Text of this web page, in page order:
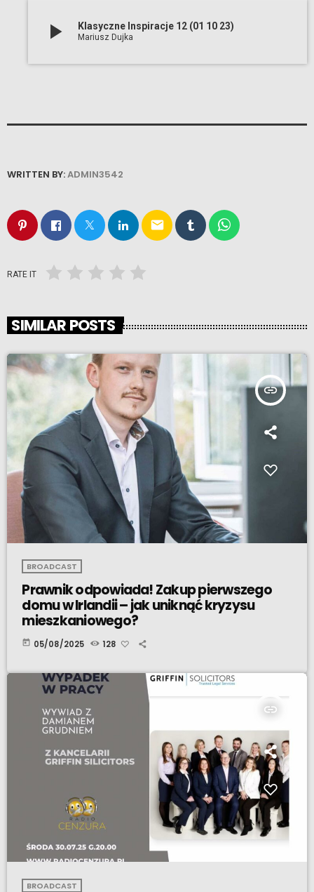
play_arrow Klasyczne Inspiracje 12 (01 10 23)
Mariusz Dujka
WRITTEN BY:ADMIN3542
email
RATE IT
SIMILAR POSTS
insert_link
BROADCAST
Prawnik odpowiada! Zakup pierwszego
domu w Irlandii – jak uniknąć kryzysu
mieszkaniowego?
today 05/08/2025 128
insert_link
BROADCAST